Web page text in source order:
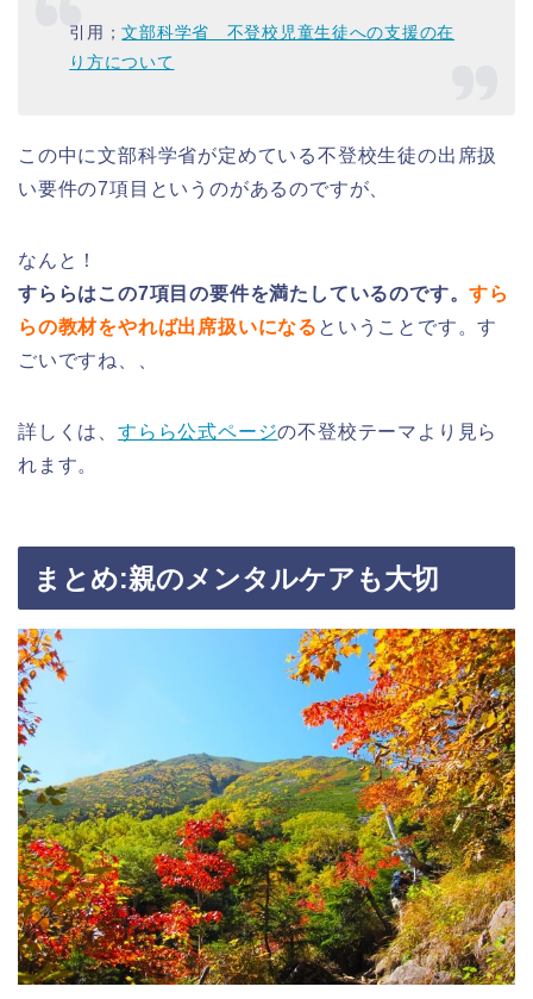
引用；文部科学省 不登校児童生徒への支援の在
り方について
この中に文部科学省が定めている不登校生徒の出席扱
い要件の7項目というのがあるのですが、
なんと！
すららはこの7項目の要件を満たしているのです。すら
らの教材をやれば出席扱いになる ということです。す
ごいですね、、
詳しくは、 すらら公式ページの不登校テーマより見ら
れます。
まとめ:親のメンタルケアも大切